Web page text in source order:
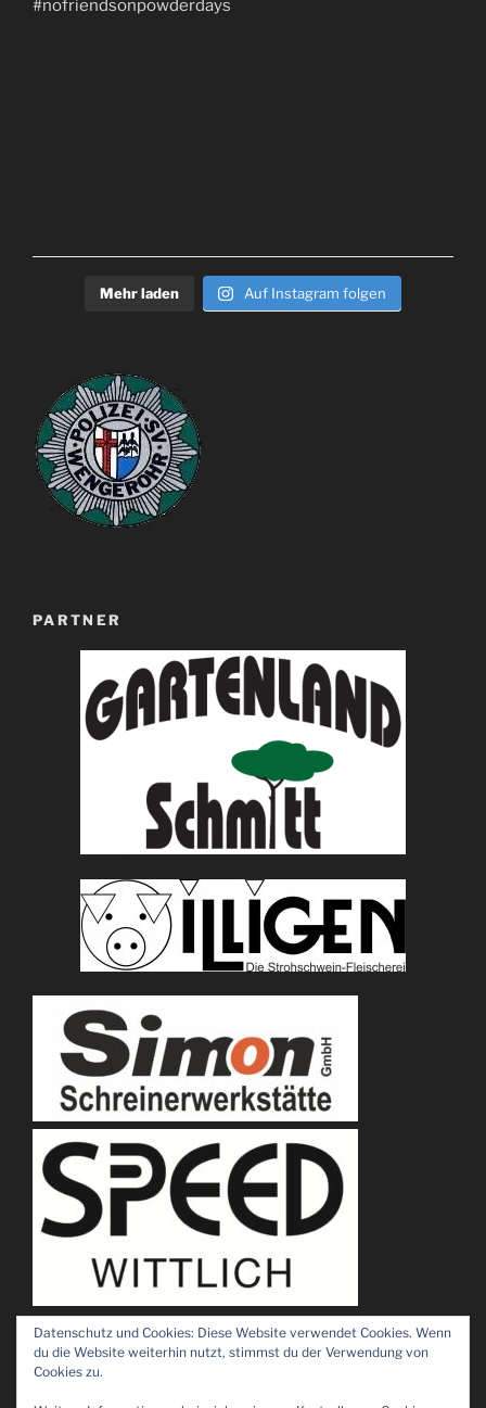
Mehr laden Auf Instagram folgen
PARTNER
Datenschutz und Cookies: Diese Website verwendet Cookies. Wenn
du die Website weiterhin nutzt, stimmst du der Verwendung von
Cookies zu.